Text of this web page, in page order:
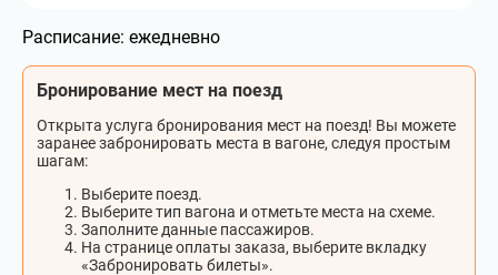
Расписание: ежедневно
Бронирование мест на поезд
Открыта услуга бронирования мест на поезд! Вы можете
заранее забронировать места в вагоне, следуя простым
шагам:
Выберите поезд.
Выберите тип вагона и отметьте места на схеме.
Заполните данные пассажиров.
На странице оплаты заказа, выберите вкладку
«Забронировать билеты».